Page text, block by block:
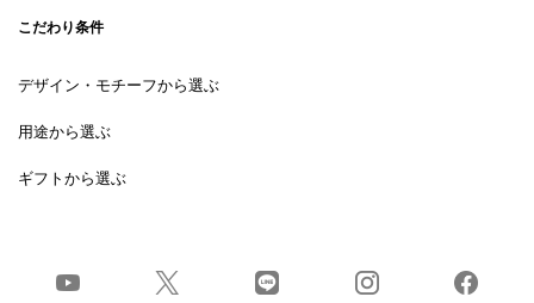
こだわり条件
デザイン・モチーフから選ぶ
用途から選ぶ
ギフトから選ぶ